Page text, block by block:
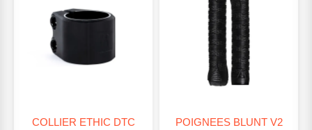
COLLIER ETHIC DTC
POIGNEES BLUNT V2